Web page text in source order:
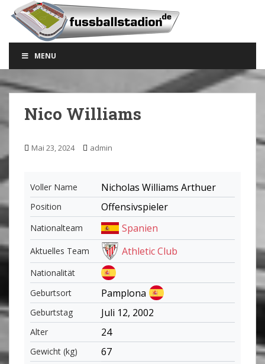
m
n
o
t
n
t
MENU
Nico Williams
Mai 23, 2024 admin
Voller Name Nicholas Williams Arthuer
Position Offensivspieler
Nationalteam Spanien
Aktuelles Team Athletic Club
Nationalität
Geburtsort
Pamplona
Geburtstag Juli 12, 2002
Alter 24
Gewicht (kg) 67